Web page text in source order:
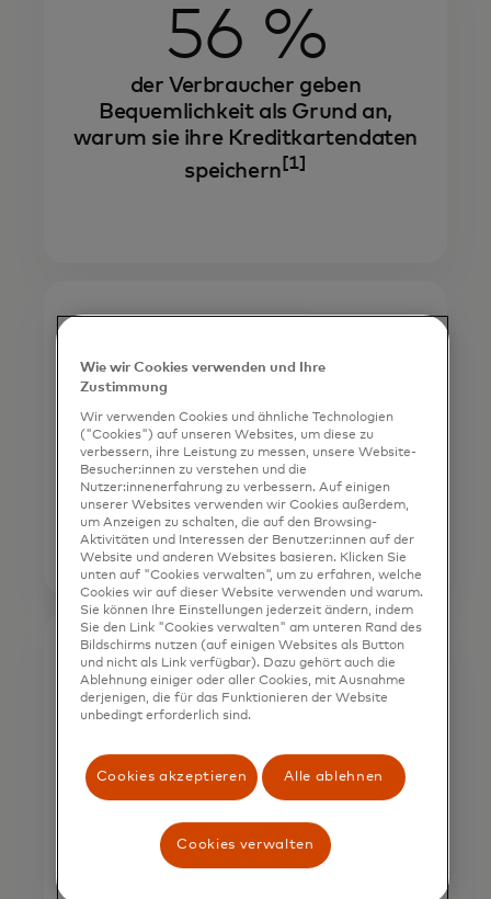
56 %
der Verbraucher geben
Bequemlichkeit als Grund an,
warum sie ihre Kreditkartendaten
speichern [1]
$443b
Die jährlichen Kosten für falsche
Ablehnungen, die den
tatsächlichen Kreditkartenbetrug
weit übersteigen[2]
3-6ppt
Verbesserung der
Genehmigungsraten für
tokenisierte Transaktionen im
Vergleich zu PAN*-
Transaktionen
[3]
Wie wir Cookies verwenden und Ihre
Zustimmung
Wir verwenden Cookies und ähnliche Technologien
("Cookies") auf unseren Websites, um diese zu
verbessern, ihre Leistung zu messen, unsere Website-
Besucher:innen zu verstehen und die
Nutzer:innenerfahrung zu verbessern. Auf einigen
unserer Websites verwenden wir Cookies außerdem,
um Anzeigen zu schalten, die auf den Browsing-
Aktivitäten und Interessen der Benutzer:innen auf der
Website und anderen Websites basieren. Klicken Sie
unten auf "Cookies verwalten", um zu erfahren, welche
Cookies wir auf dieser Website verwenden und warum.
Sie können Ihre Einstellungen jederzeit ändern, indem
Sie den Link "Cookies verwalten" am unteren Rand des
Bildschirms nutzen (auf einigen Websites als Button
und nicht als Link verfügbar). Dazu gehört auch die
Ablehnung einiger oder aller Cookies, mit Ausnahme
derjenigen, die für das Funktionieren der Website
unbedingt erforderlich sind.
Cookies akzeptieren Alle ablehnen
Cookies verwalten